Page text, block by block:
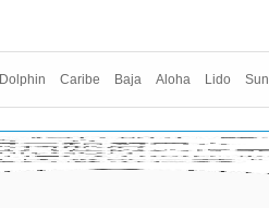
Dolphin Caribe Baja Aloha Lido Sun